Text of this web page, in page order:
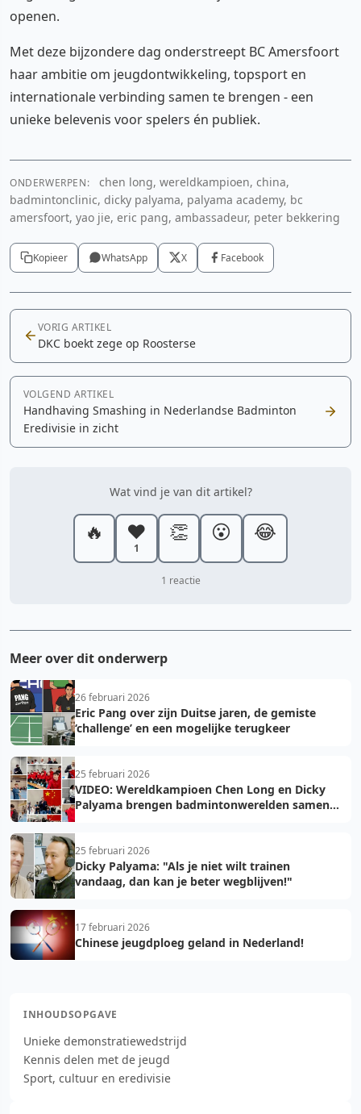
openen.
Met deze bijzondere dag onderstreept BC Amersfoort
haar ambitie om jeugdontwikkeling, topsport en
internationale verbinding samen te brengen - een
unieke belevenis voor spelers én publiek.
ONDERWERPEN:
chen long, wereldkampioen, china,
badmintonclinic, dicky palyama, palyama academy, bc
amersfoort, yao jie, eric pang, ambassadeur, peter bekkering
Kopieer WhatsApp X Facebook
VORIG ARTIKEL
DKC boekt zege op Roosterse
VOLGEND ARTIKEL
Handhaving Smashing in Nederlandse Badminton
Eredivisie in zicht
Wat vind je van dit artikel?
🔥 ❤️
1
👏 😮 😂
1 reactie
Meer over dit onderwerp
26 februari 2026
Eric Pang over zijn Duitse jaren, de gemiste
‘challenge’ en een mogelijke terugkeer
25 februari 2026
VIDEO: Wereldkampioen Chen Long en Dicky
Palyama brengen badmintonwerelden samen
25 februari 2026
Dicky Palyama: "Als je niet wilt trainen
vandaag, dan kan je beter wegblijven!"
17 februari 2026
Chinese jeugdploeg geland in Nederland!
INHOUDSOPGAVE
Unieke demonstratiewedstrijd
Kennis delen met de jeugd
Sport, cultuur en eredivisie